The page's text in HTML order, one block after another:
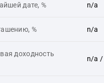
дате, % n/a
% n/a
доходность
n/a /